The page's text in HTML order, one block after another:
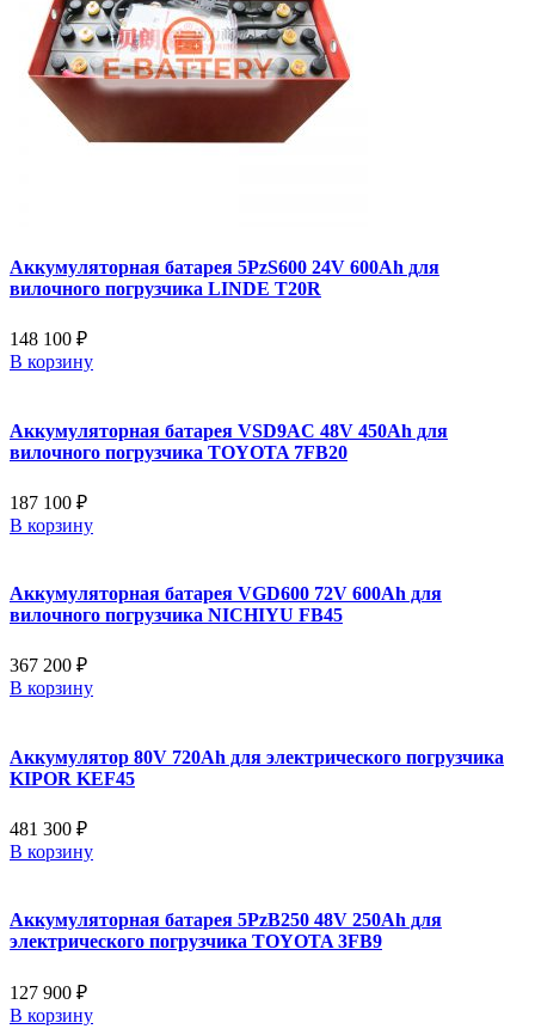
Аккумуляторная батарея 5PzS600 24V 600Ah для
вилочного погрузчика LINDE T20R
148 100 ₽
В корзину
Аккумуляторная батарея VSD9AC 48V 450Ah для
вилочного погрузчика TOYOTA 7FB20
187 100 ₽
В корзину
Аккумуляторная батарея VGD600 72V 600Ah для
вилочного погрузчика NICHIYU FB45
367 200 ₽
В корзину
Аккумулятор 80V 720Ah для электрического погрузчика
KIPOR KEF45
481 300 ₽
В корзину
Аккумуляторная батарея 5PzB250 48V 250Ah для
электрического погрузчика TOYOTA 3FB9
127 900 ₽
В корзину